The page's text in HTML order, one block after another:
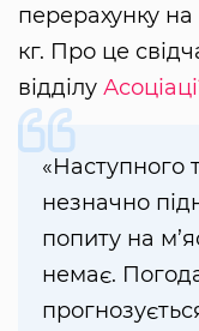
перерахунку
кг. Про це
відділу
«Наступного
незначно
попиту на
немає.